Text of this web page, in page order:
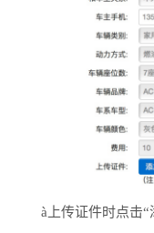
à 上传证件时点击